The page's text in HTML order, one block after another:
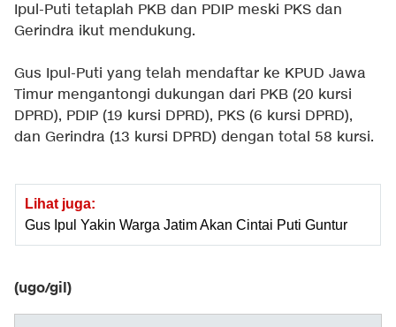
Ipul-Puti tetaplah PKB dan PDIP meski PKS dan
Gerindra ikut mendukung.
Gus Ipul-Puti yang telah mendaftar ke KPUD Jawa
Timur mengantongi dukungan dari PKB (20 kursi
DPRD), PDIP (19 kursi DPRD), PKS (6 kursi DPRD),
dan Gerindra (13 kursi DPRD) dengan total 58 kursi.
Lihat juga:
Gus Ipul Yakin Warga Jatim Akan Cintai Puti Guntur
(ugo/gil)